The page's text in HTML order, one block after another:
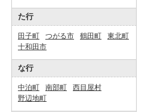
た行
田子町 つがる市 鶴田町
東北町
十和田市
な行
中泊町 南部町
西目屋村
野辺地町